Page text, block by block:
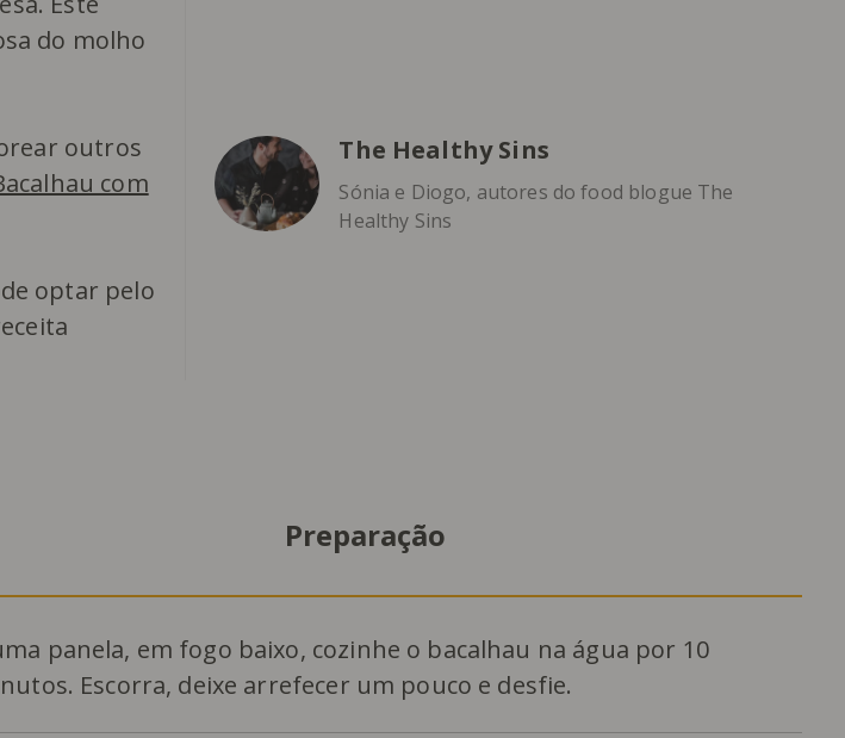
do molho
outros
com
optar pelo
The Healthy Sins
Sónia e Diogo, autores do food blogue The
Healthy Sins
Preparação
panela, em fogo baixo, cozinhe o bacalhau na água por 10
Escorra, deixe arrefecer um pouco e desfie.